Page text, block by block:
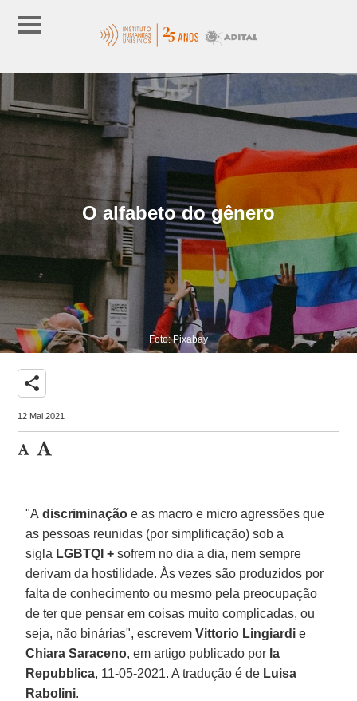
O alfabeto do gênero
Foto: Pixabay
share
12 Mai 2021
"Adiscriminação e as macro e micro agressões que
as pessoas reunidas (por simplificação) sob a
sigla LGBTQI + sofrem no dia a dia, nem sempre
derivam da hostilidade. Às vezes são produzidos por
falta de conhecimento ou mesmo pela preocupação
de ter que pensar em coisas muito complicadas, ou
seja, não binárias", escrevemVittorio Lingiardi e
Chiara Saraceno, em artigo publicado por la
Repubblica, 11-05-2021. A tradução é de Luisa
Rabolini.